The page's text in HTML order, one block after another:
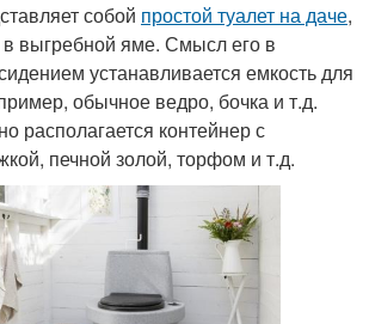
собой простой туалет на даче,
выгребной яме. Смысл его в
устанавливается емкость для
обычное ведро, бочка и т.д.
располагается контейнер с
печной золой, торфом и т.д.